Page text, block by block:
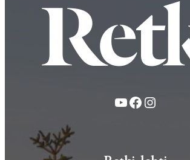
YouTube
FacebookInstagram